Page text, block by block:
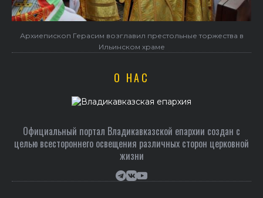
в
В праздник святого Серафима Саровского
Герасим совершил Литургию в Покровском храме
О НАС
Официальный портал Владикавказской епархии создан c
целью всестороннего освещения различных сторон церковной
жизни